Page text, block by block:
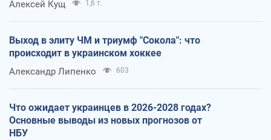
Алексей Кущ 1,6 т.
Выход в элиту ЧМ и триумф "Сокола": что
происходит в украинском хоккее
Александр Липенко 603
Что ожидает украинцев в 2026-2028 годах?
Основные выводы из новых прогнозов от
НБУ